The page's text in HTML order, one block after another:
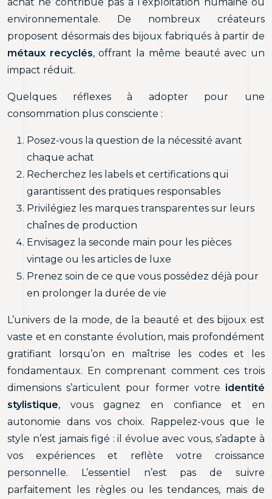
environnementale. De nombreux créateurs
proposent désormais des bijoux fabriqués à partir de
métaux recyclés, offrant la même beauté avec un
impact réduit.
Quelques réflexes à adopter pour une
consommation plus consciente :
Posez-vous la question de la nécessité avant
chaque achat
Recherchez les labels et certifications qui
garantissent des pratiques responsables
Privilégiez les marques transparentes sur leurs
chaînes de production
Envisagez la seconde main pour les pièces
vintage ou les articles de luxe
Prenez soin de ce que vous possédez déjà pour
en prolonger la durée de vie
L’univers de la mode, de la beauté et des bijoux est
vaste et en constante évolution, mais profondément
gratifiant lorsqu’on en maîtrise les codes et les
fondamentaux. En comprenant comment ces trois
dimensions s’articulent pour former votre identité
stylistique, vous gagnez en confiance et en
autonomie dans vos choix. Rappelez-vous que le
style n’est jamais figé : il évolue avec vous, s’adapte à
vos expériences et reflète votre croissance
personnelle. L’essentiel n’est pas de suivre
parfaitement les règles ou les tendances, mais de